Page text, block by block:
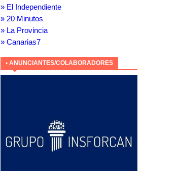
» El Independiente
» 20 Minutos
» La Provincia
» Canarias7
• ANUNCIANTES/COLABORADORES